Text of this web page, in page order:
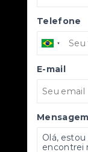
Telefone
E-mail
Mensagem